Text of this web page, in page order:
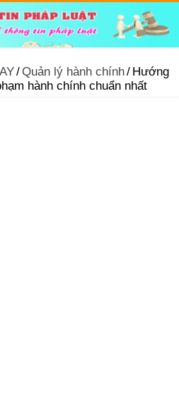
/Quản lý hành chính/ Hướng
hành chính chuẩn nhất